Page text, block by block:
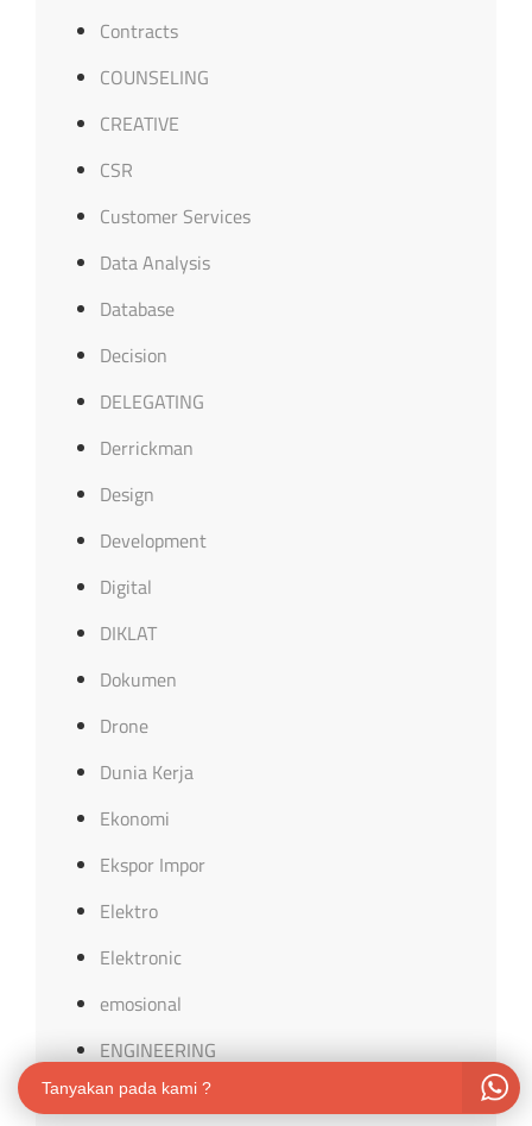
Contracts
COUNSELING
CREATIVE
CSR
Customer Services
Data Analysis
Database
Decision
DELEGATING
Derrickman
Design
Development
Digital
DIKLAT
Dokumen
Drone
Dunia Kerja
Ekonomi
Ekspor Impor
Elektro
Elektronic
emosional
ENGINEERING
ETAP
Tanyakan pada kami ?